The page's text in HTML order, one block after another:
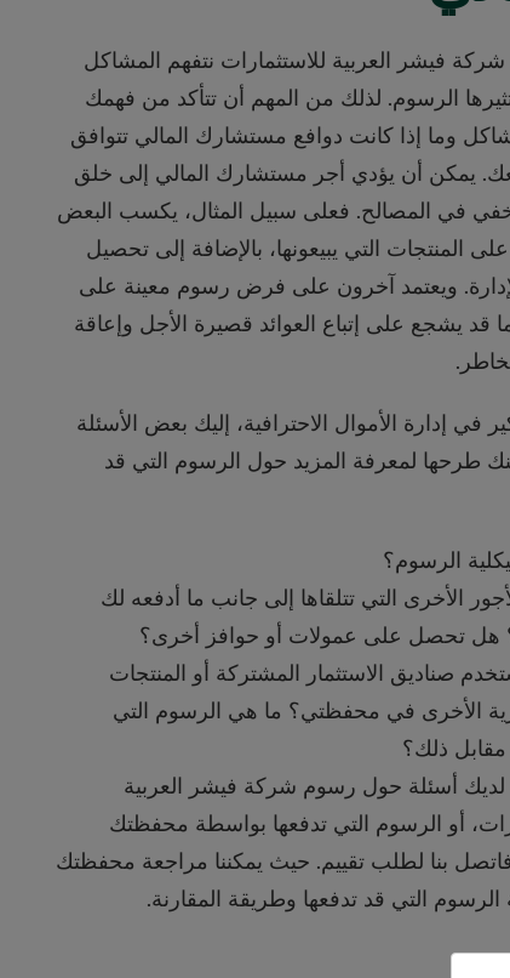
فيشر العربية للاستثمارات نتفهم المشاكل
تثيرها الرسوم. لذلك من المهم أن تتأكد من فهمك
وما إذا كانت دوافع مستشارك المالي تتوافق
يمكن أن يؤدي أجر مستشارك المالي إلى خلق
في المصالح. فعلى سبيل المثال، يكسب البعض
المنتجات التي يبيعونها، بالإضافة إلى تحصيل
ويعتمد آخرون على فرض رسوم معينة على
مما قد يشجع على إتباع العوائد قصيرة الأجل وإعاقة
في إدارة الأموال الاحترافية، إليك بعض الأسئلة
طرحها لمعرفة المزيد حول الرسوم التي قد
الرسوم؟
الأخرى التي تتلقاها إلى جانب ما أدفعه لك
هل تحصل على عمولات أو حوافز أخرى؟
صناديق الاستثمار المشتركة أو المنتجات
الأخرى في محفظتي؟ ما هي الرسوم التي
مقابل ذلك؟
لديك أسئلة حول رسوم شركة فيشر العربية
أو الرسوم التي تدفعها بواسطة محفظتك
فاتصل بنا لطلب تقييم. حيث يمكننا مراجعة محفظتك
التي قد تدفعها وطريقة المقارنة.